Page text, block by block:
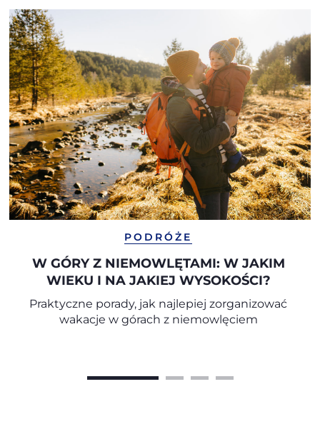
PODRÓŻE
W GÓRY Z NIEMOWLĘTAMI: W JAKIM
WIEKU I NA JAKIEJ WYSOKOŚCI?
Praktyczne porady, jak najlepiej zorganizować
wakacje w górach z niemowlęciem